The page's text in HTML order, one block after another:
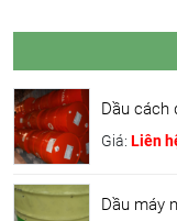
Dầu cách
Giá: Liên
Dầu máy